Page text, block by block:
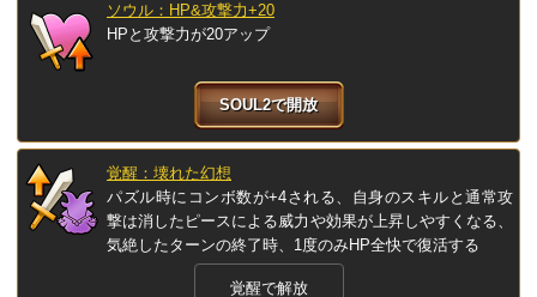
ソウル：HP&攻撃力+20
HPと攻撃力が20アップ
SOUL2で開放
覚醒：壊れた幻想
パズル時にコンボ数が+4される、自身のスキルと通常攻
撃は消したピースによる威力や効果が上昇しやすくなる、
気絶したターンの終了時、1度のみHP全快で復活する
覚醒で解放